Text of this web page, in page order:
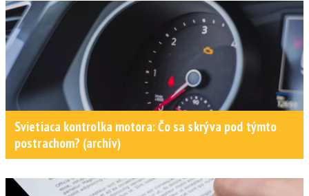
Svietiaca kontrolka motora: Čo sa skrýva pod týmto
postrachom? (archív)